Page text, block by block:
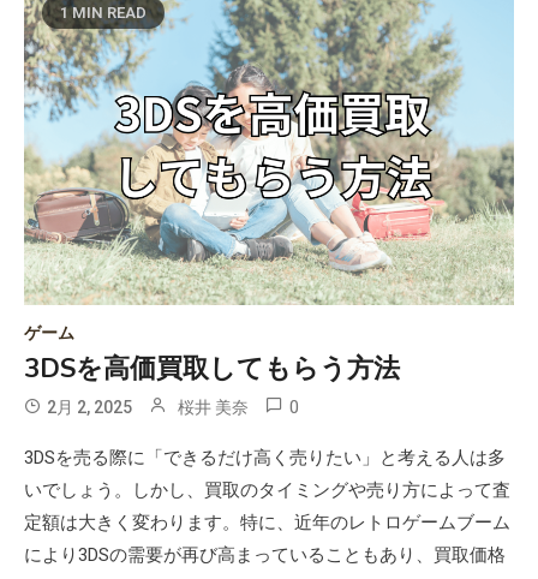
1 MIN READ
ゲーム
3DSを高価買取してもらう方法
2月 2, 2025 桜井 美奈 0
3DSを売る際に「できるだけ高く売りたい」と考える人は多
いでしょう。しかし、買取のタイミングや売り方によって査
定額は大きく変わります。特に、近年のレトロゲームブーム
により3DSの需要が再び高まっていることもあり、買取価格